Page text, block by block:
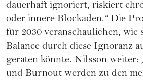
dauerhaft ignoriert, riskiert
oder innere Blockaden.“ Die
für 2030 veranschaulichen, wie
Balance durch diese Ignoranz
geraten könnte. Nilsson weiter:
und Burnout werden zu den